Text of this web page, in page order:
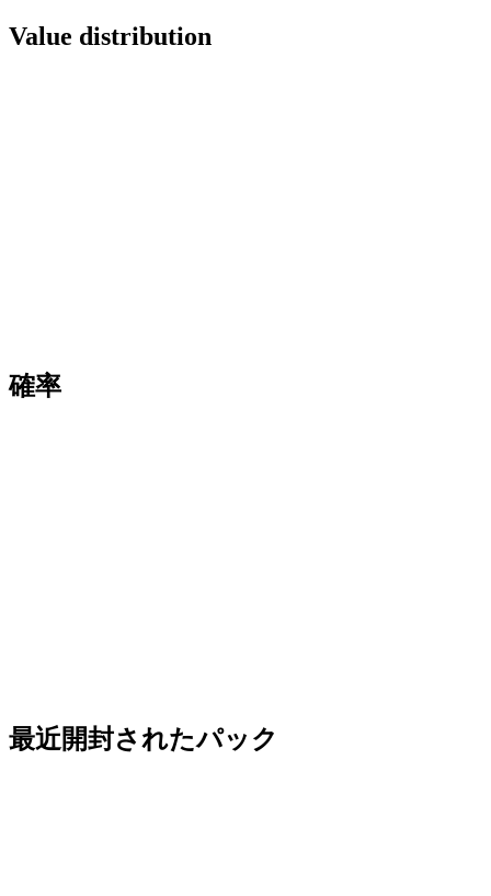
Value distribution
確率
最近開封されたパック